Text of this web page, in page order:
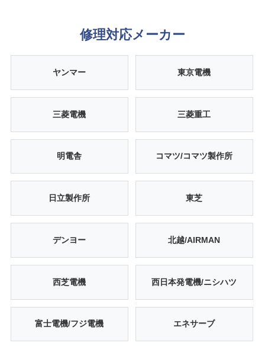
修理対応メーカー
ヤンマー 東京電機
三菱電機 三菱重工
明電舎 コマツ/コマツ製作所
日立製作所 東芝
デンヨー 北越/AIRMAN
西芝電機 西日本発電機/ニシハツ
富士電機/フジ電機 エネサーブ